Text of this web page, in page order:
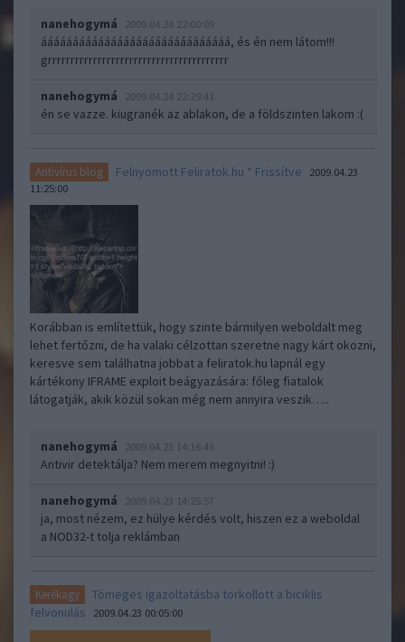
nanehogymá 2009.04.24 22:00:09
áááááááááááááááááááááááááááááá, és én nem látom!!!
grrrrrrrrrrrrrrrrrrrrrrrrrrrrrrrrrrrrrrrr
nanehogymá 2009.04.24 22:29:41
én se vazze. kiugranék az ablakon, de a földszinten lakom :(
Antivírus blog Felnyomott Feliratok.hu * Frissítve
2009.04.23
11:25:00
Korábban is említettük, hogy szinte bármilyen weboldalt meg
lehet fertőzni, de ha valaki célzottan szeretne nagy kárt okozni,
keresve sem találhatna jobbat a feliratok.hu lapnál egy
kártékony IFRAME exploit beágyazására: főleg fiatalok
látogatják, akik közül sokan még nem annyira veszik…..
nanehogymá 2009.04.23 14:16:45
Antivir detektálja? Nem merem megnyitni! :)
nanehogymá 2009.04.23 14:25:57
ja, most nézem, ez hülye kérdés volt, hiszen ez a weboldal
a NOD32-t tolja reklámban
Kerékagy
Tömeges igazoltatásba torkollott a biciklis
felvonulás
2009.04.23 00:05:00